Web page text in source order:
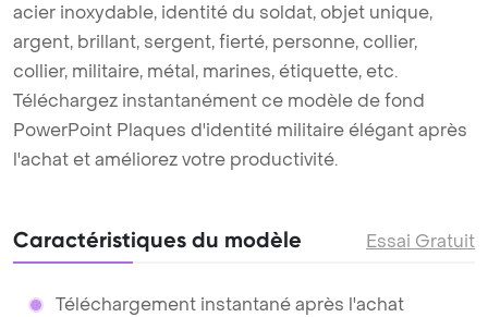
acier inoxydable, identité du soldat, objet unique,
argent, brillant, sergent, fierté, personne, collier,
collier, militaire, métal, marines, étiquette, etc.
Téléchargez instantanément ce modèle de fond
PowerPoint Plaques d'identité militaire élégant après
l'achat et améliorez votre productivité.
Caractéristiques du modèle Essai Gratuit
Téléchargement instantané après l'achat